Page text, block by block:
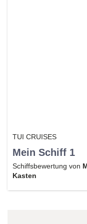
TUI CRUISES
Mein Schiff 1
Schiffsbewertung von
Kasten